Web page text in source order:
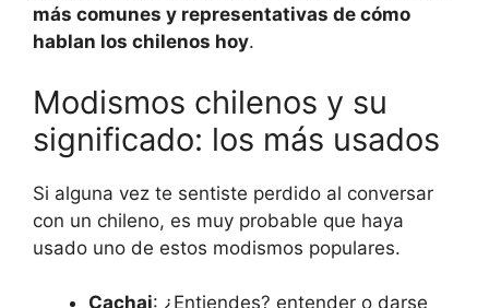
más comunes y representativas de cómo
hablan los chilenos hoy.
Modismos chilenos y su
significado: los más usados
Si alguna vez te sentiste perdido al conversar
con un chileno, es muy probable que haya
usado uno de estos modismos populares.
Cachai: ¿Entiendes? entender o darse